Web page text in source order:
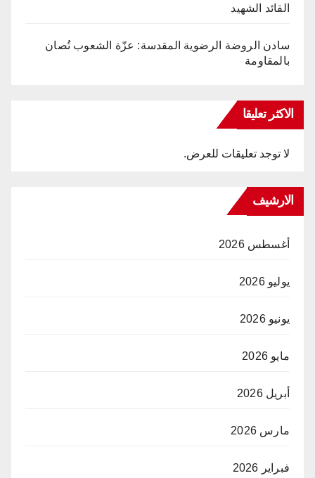
القائد الشهيد
سادن الروضة الرضوية المقدسة: عزّة الشعوب تُصان
بالمقاومة
الاكثر تعليقا
لا توجد تعليقات للعرض.
الارشيف
أغسطس 2026
يوليو 2026
يونيو 2026
مايو 2026
أبريل 2026
مارس 2026
فبراير 2026